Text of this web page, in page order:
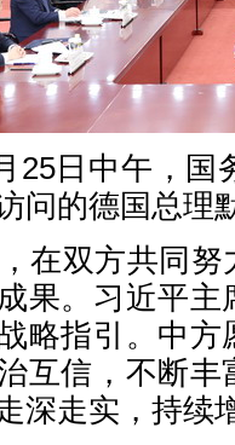
25日中午，
问的德国总理
在双方共同
果。习近平
略指引。中
互信，不断
深走实，持续